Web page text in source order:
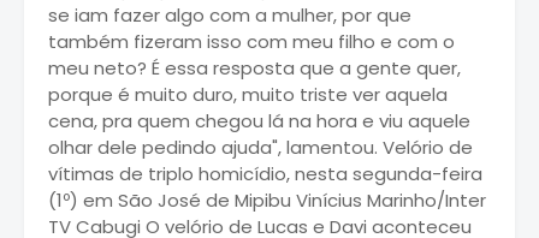
se iam fazer algo com a mulher, por que
também fizeram isso com meu filho e com o
meu neto? É essa resposta que a gente quer,
porque é muito duro, muito triste ver aquela
cena, pra quem chegou lá na hora e viu aquele
olhar dele pedindo ajuda", lamentou. Velório de
vítimas de triplo homicídio, nesta segunda-feira
(1º) em São José de Mipibu Vinícius Marinho/Inter
TV Cabugi O velório de Lucas e Davi aconteceu